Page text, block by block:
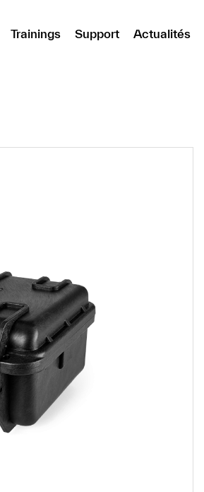
Trainings Support Actualités